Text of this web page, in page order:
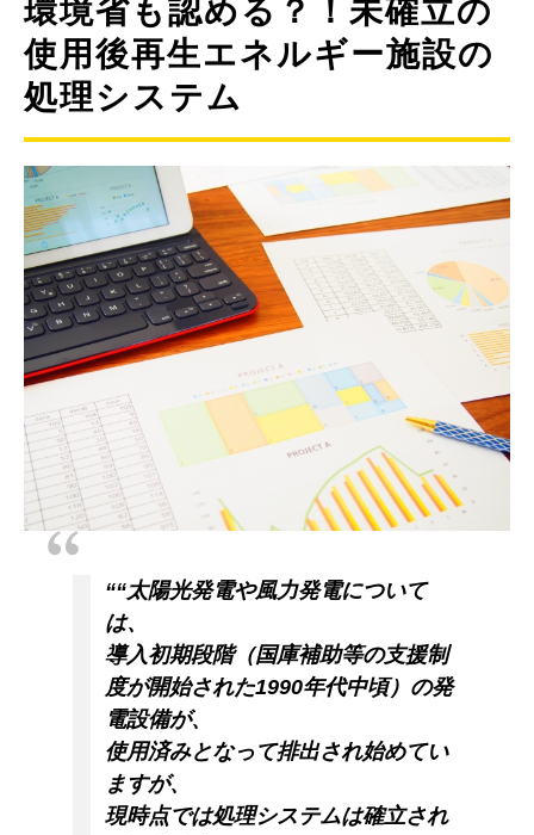
環境省も認める？！未確立の
使用後再生エネルギー施設の
処理システム
““太陽光発電や風力発電について
は、
導入初期段階（国庫補助等の支援制
度が開始された1990年代中頃）の発
電設備が、
使用済みとなって排出され始めてい
ますが、
現時点では処理システムは確立され